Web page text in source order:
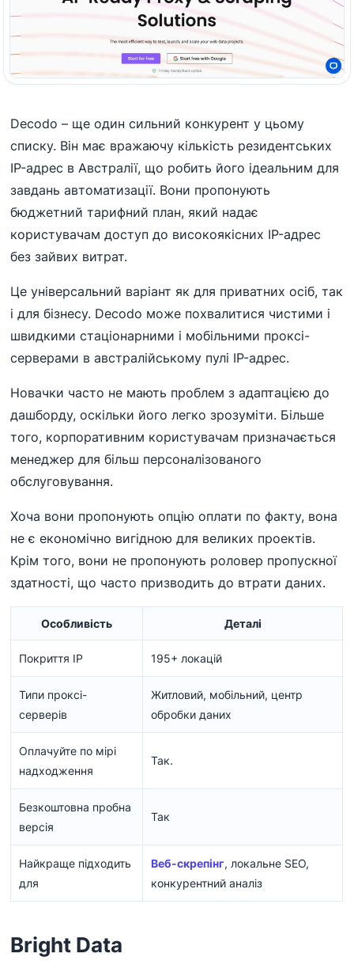
Decodo – ще один сильний конкурент у цьому
списку. Він має вражаючу кількість резидентських
IP-адрес в Австралії, що робить його ідеальним для
завдань автоматизації. Вони пропонують
бюджетний тарифний план, який надає
користувачам доступ до високоякісних IP-адрес
без зайвих витрат.
Це універсальний варіант як для приватних осіб, так
і для бізнесу. Decodo може похвалитися чистими і
швидкими стаціонарними і мобільними проксі-
серверами в австралійському пулі IP-адрес.
Новачки часто не мають проблем з адаптацією до
дашборду, оскільки його легко зрозуміти. Більше
того, корпоративним користувачам призначається
менеджер для більш персоналізованого
обслуговування.
Хоча вони пропонують опцію оплати по факту, вона
не є економічно вигідною для великих проектів.
Крім того, вони не пропонують роловер пропускної
здатності, що часто призводить до втрати даних.
Особливість Деталі
Покриття IP 195+ локацій
Типи проксі-
серверів
Житловий, мобільний, центр
обробки даних
Оплачуйте по мірі
надходження
Так.
Безкоштовна пробна
версія
Так
Найкраще підходить
для
Веб-скрепінг, локальне SEO,
конкурентний аналіз
Bright Data